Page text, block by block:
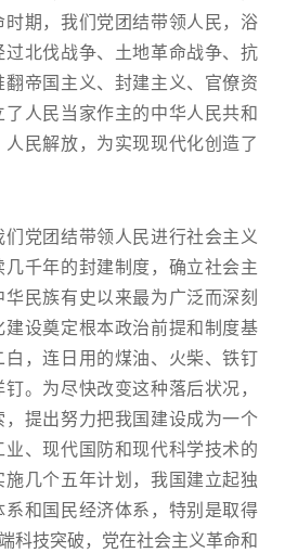
期，我们党团结带领人民，浴
过北伐战争、土地革命战争、抗
翻帝国主义、封建主义、官僚资
人民当家作主的中华人民共和
人民解放，为实现现代化创造了
党团结带领人民进行社会主义
千年的封建制度，确立社会主
民族有史以来最为广泛而深刻
设奠定根本政治前提和制度基
，连日用的煤油、火柴、铁钉
。为尽快改变这种落后状况，
提出努力把我国建设成为一个
、现代国防和现代科学技术的
几个五年计划，我国建立起独
和国民经济体系，特别是取得
科技突破，党在社会主义革命和